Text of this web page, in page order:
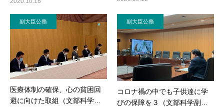
副大臣公務
医療体制の確保、心の貧困回
避に向けた取組（文部科学…
副大臣公務
コロナ禍の中でも子供達に学
びの保障を３（文部科学副…